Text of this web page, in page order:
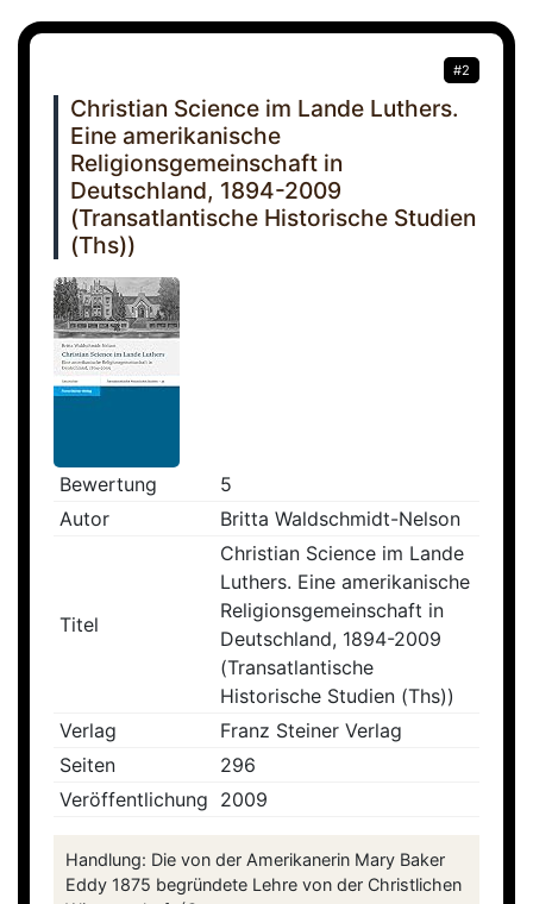
#2
Christian Science im Lande Luthers.
Eine amerikanische
Religionsgemeinschaft in
Deutschland, 1894-2009
(Transatlantische Historische Studien
(Ths))
Bewertung
5
Autor
Britta Waldschmidt-Nelson
Titel
Christian Science im Lande
Luthers. Eine amerikanische
Religionsgemeinschaft in
Deutschland, 1894-2009
(Transatlantische
Historische Studien (Ths))
Verlag
Franz Steiner Verlag
Seiten
296
Veröffentlichung 2009
Handlung: Die von der Amerikanerin Mary Baker
Eddy 1875 begründete Lehre von der Christlichen